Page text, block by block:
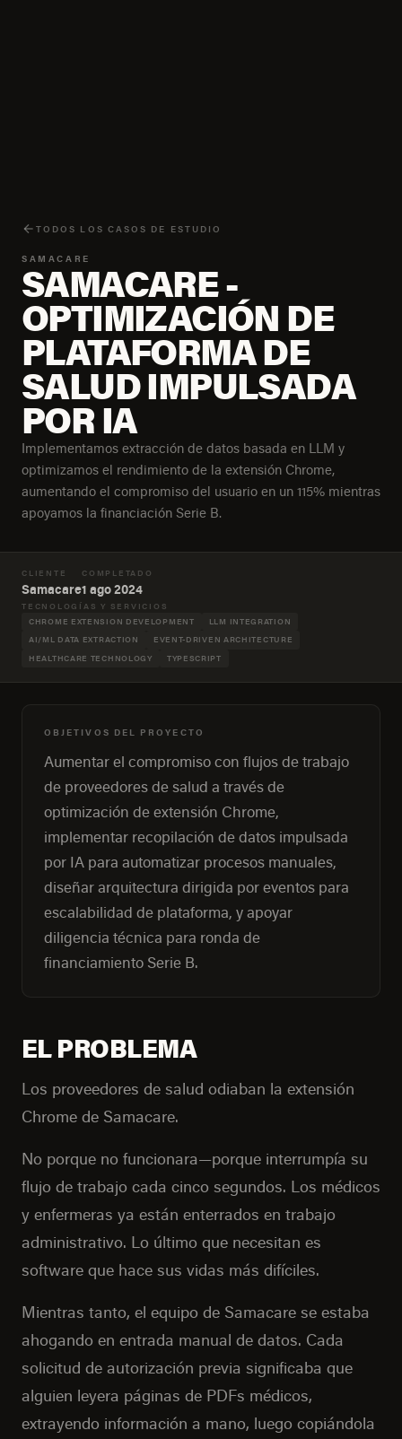
TODOS LOS CASOS DE ESTUDIO
SAMACARE
SAMACARE -
OPTIMIZACIÓN DE
PLATAFORMA DE
SALUD IMPULSADA
POR IA
Implementamos extracción de datos basada en LLM y
optimizamos el rendimiento de la extensión Chrome,
aumentando el compromiso del usuario en un 115% mientras
apoyamos la financiación Serie B.
CLIENTE
Samacare
COMPLETADO
1 ago 2024
TECNOLOGÍAS Y SERVICIOS
CHROME EXTENSION DEVELOPMENT
LLM INTEGRATION
AI/ML DATA EXTRACTION
EVENT-DRIVEN ARCHITECTURE
HEALTHCARE TECHNOLOGY
TYPESCRIPT
OBJETIVOS DEL PROYECTO
Aumentar el compromiso con flujos de trabajo
de proveedores de salud a través de
optimización de extensión Chrome,
implementar recopilación de datos impulsada
por IA para automatizar procesos manuales,
diseñar arquitectura dirigida por eventos para
escalabilidad de plataforma, y apoyar
diligencia técnica para ronda de
financiamiento Serie B.
EL PROBLEMA
Los proveedores de salud odiaban la extensión
Chrome de Samacare.
No porque no funcionara—porque interrumpía su
flujo de trabajo cada cinco segundos. Los médicos
y enfermeras ya están enterrados en trabajo
administrativo. Lo último que necesitan es
software que hace sus vidas más difíciles.
Mientras tanto, el equipo de Samacare se estaba
ahogando en entrada manual de datos. Cada
solicitud de autorización previa significaba que
alguien leyera páginas de PDFs médicos,
extrayendo información a mano, luego copiándola